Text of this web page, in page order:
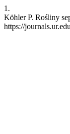
1.
Köhler P. Rośliny
https://